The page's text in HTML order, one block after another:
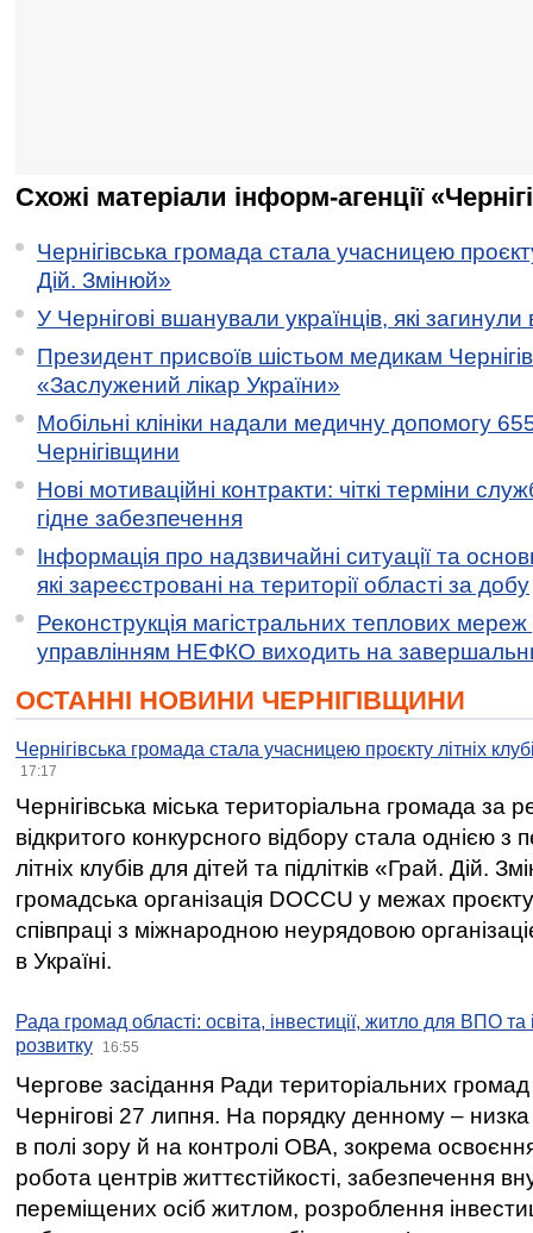
Схожі матеріали інформ-агенції
Чернігівська громада стала учасницею
Дій. Змінюй»
У Чернігові вшанували українців, які загинули
Президент присвоїв шістьом медикам
«Заслужений лікар України»
Мобільні клініки надали медичну допомогу
Чернігівщини
Нові мотиваційні контракти: чіткі терміни
гідне забезпечення
Інформація про надзвичайні ситуації та
які зареєстровані на території області за добу
Реконструкція магістральних теплових мереж
управлінням НЕФКО виходить на
ОСТАННІ НОВИНИ ЧЕРНІГІВЩИНИ
Чернігівська громада стала учасницею проєкту літніх
17:17
Чернігівська міська територіальна громада за
відкритого конкурсного відбору стала однією
літніх клубів для дітей та підлітків «Грай. Дій.
громадська організація DOCCU у межах
співпраці з міжнародною неурядовою
в Україні.
Рада громад області: освіта, інвестиції, житло для ВПО
розвитку
16:55
Чергове засідання Ради територіальних громад
Чернігові 27 липня. На порядку денному –
в полі зору й на контролі ОВА, зокрема освоєння
робота центрів життєстійкості, забезпечення
переміщених осіб житлом, розроблення